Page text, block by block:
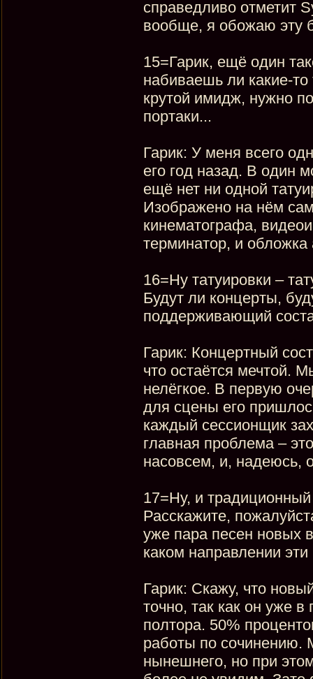
справедливо отметит
вообще, я обожаю эту
15=Гарик, ещё один
набиваешь ли какие-то
крутой имидж, нужно
портаки...
Гарик: У меня всего
его год назад. В один
ещё нет ни одной
Изображено на нём
кинематографа,
терминатор, и
16=Ну татуировки –
Будут ли концерты,
поддерживающий
Гарик: Концертный
что остаётся мечтой.
нелёгкое. В первую
для сцены его
каждый сессионщик
главная проблема –
насовсем, и, надеюсь,
17=Ну, и
Расскажите,
уже пара песен новых
каком направлении
Гарик: Скажу, что
точно, так как он уже
полтора. 50%
работы по сочинению.
нынешнего, но при